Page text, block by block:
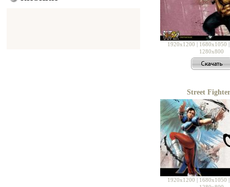
1920x1200 | 1680x1050
1280x800
Street
1920x1200 | 1680x1050